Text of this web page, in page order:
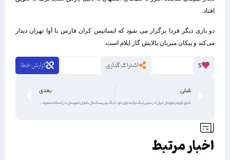
افتاد.
دو بازی دیگر فردا برگزار می شود که ایساتیس کران فارس با آوا تهران دیدار
می‌کند و پیکان میزبان پالایش گاز ایلام است.
5 اشتراک گذاری گزارش خطا
قبلی
بانوی لژیونر فوتبال ایران در سوپر لیگ ترکیه بازی خواهد کرد
بعدی
لیگ برتر بسکتبال بانوان| مهرسان در آستانه صعود به فینال
اخبار مرتبط